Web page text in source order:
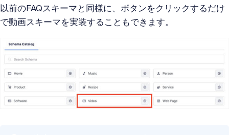
以前のFAQスキーマと同様に、ボタンをクリックするだけ
で動画スキーマを実装することもできます。